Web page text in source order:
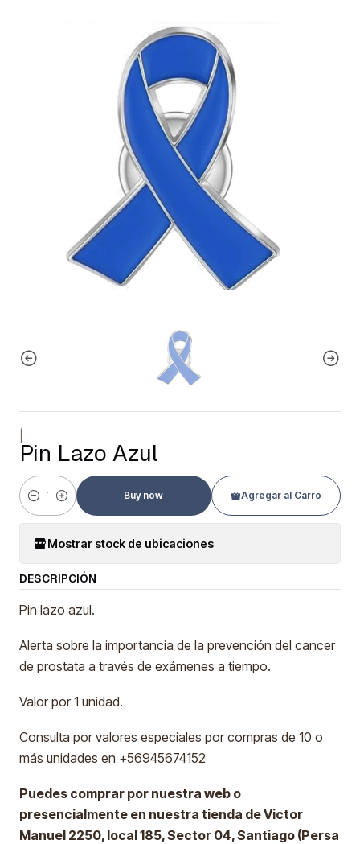
Pin Lazo Azul
Cantidad
Agregar al Carro
Buy now
Mostrar stock de ubicaciones
DESCRIPCIÓN
Pin lazo azul.
Alerta sobre la importancia de la prevención del cancer
de prostata a través de exámenes a tiempo.
Valor por 1 unidad.
Consulta por valores especiales por compras de 10 o
más unidades en +56945674152
Puedes comprar por nuestra web o
presencialmente en nuestra tienda de Victor
Manuel 2250, local 185, Sector 04, Santiago (Persa